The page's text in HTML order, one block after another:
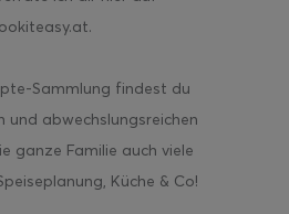
Sammlung findest du
und abwechslungsreichen
ganze Familie auch viele
Küche & Co!